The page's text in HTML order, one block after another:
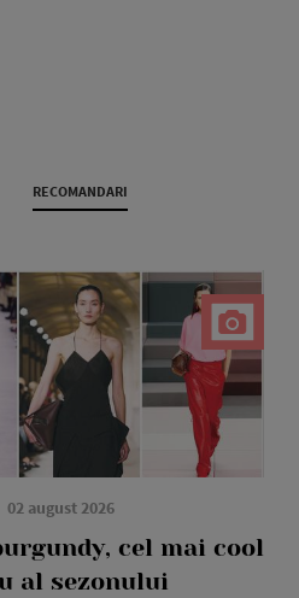
RECOMANDARI
02 august 2026
cel mai cool
al sezonului